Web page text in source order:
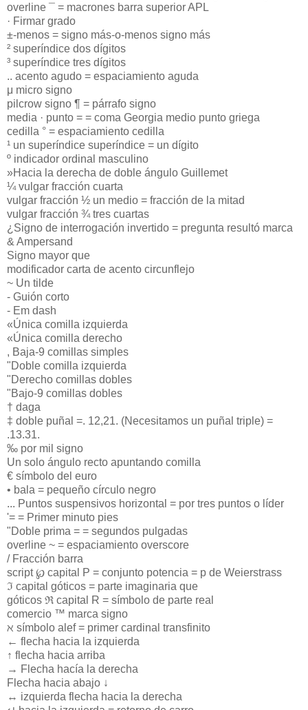
overline ¯ = macrones barra superior APL
· Firmar grado
±-menos = signo más-o-menos signo más
² superíndice dos dígitos
³ superíndice tres dígitos
.. acento agudo = espaciamiento aguda
μ micro signo
pilcrow signo ¶ = párrafo signo
media · punto = = coma Georgia medio punto griega
cedilla ° = espaciamiento cedilla
¹ un superíndice superíndice = un dígito
º indicador ordinal masculino
»Hacia la derecha de doble ángulo Guillemet
¼ vulgar fracción cuarta
vulgar fracción ½ un medio = fracción de la mitad
vulgar fracción ¾ tres cuartas
¿Signo de interrogación invertido = pregunta resultó marca
& Ampersand
Signo mayor que
modificador carta de acento circunflejo
~ Un tilde
- Guión corto
- Em dash
«Única comilla izquierda
«Única comilla derecho
, Baja-9 comillas simples
"Doble comilla izquierda
"Derecho comillas dobles
"Bajo-9 comillas dobles
† daga
‡ doble puñal =. 12,21. (Necesitamos un puñal triple) =
.13.31.
‰ por mil signo
Un solo ángulo recto apuntando comilla
€ símbolo del euro
• bala = pequeño círculo negro
... Puntos suspensivos horizontal = por tres puntos o líder
'= = Primer minuto pies
"Doble prima = = segundos pulgadas
overline ~ = espaciamiento overscore
/ Fracción barra
script ℘ capital P = conjunto potencia = p de Weierstrass
ℑ capital góticos = parte imaginaria que
góticos ℜ capital R = símbolo de parte real
comercio ™ marca signo
ℵ símbolo alef = primer cardinal transfinito
← flecha hacia la izquierda
↑ flecha hacia arriba
→ Flecha hacía la derecha
Flecha hacia abajo ↓
↔ izquierda flecha hacia la derecha